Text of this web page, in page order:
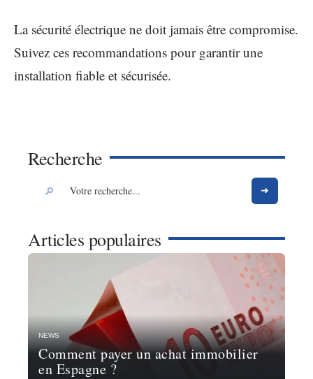
La sécurité électrique ne doit jamais être compromise.
Suivez ces recommandations pour garantir une
installation fiable et sécurisée.
Recherche
Articles populaires
NEWS
Comment payer un achat immobilier
en Espagne ?